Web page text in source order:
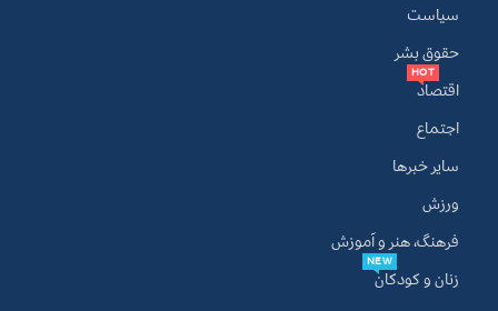
سیاست
حقوق بشر
اقتصاد
HOT
اجتماع
سایر خبرها
ورزش
فرهنگ، هنر و آموزش
زنان و کودکان
NEW